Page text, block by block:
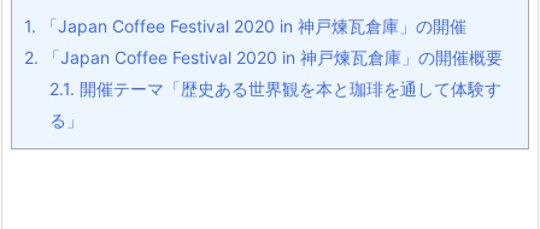
1. 「Japan Coffee Festival 2020 in 神戸煉瓦倉庫」の開催
2. 「Japan Coffee Festival 2020 in 神戸煉瓦倉庫」の開催概要
2.1. 開催テーマ「歴史ある世界観を本と珈琲を通して体験す
る」